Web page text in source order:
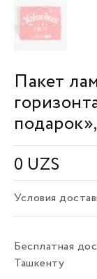
Пакет
0 UZS
Условия
Бесплатная
Ташкенту